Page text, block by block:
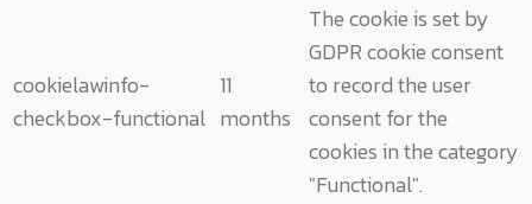
cookielawinfo-
checkbox-functional
11
months
The cookie is set by
GDPR cookie consent
to record the user
consent for the
cookies in the category
"Functional".